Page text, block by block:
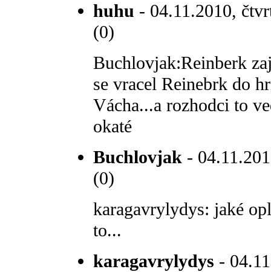
huhu - 04.11.2010,
(0)
Buchlovjak:Reinberk
se vracel Reinebrk do
Vácha...a rozhodci to
okaté
Buchlovjak -
(0)
karagavrylydys: jaké
to...
karagavrylydys -